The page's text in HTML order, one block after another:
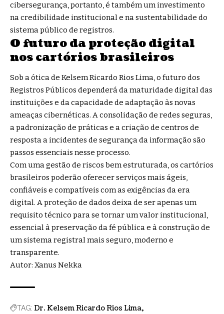
cibersegurança, portanto, é também um investimento
na credibilidade institucional e na sustentabilidade do
sistema público de registros.
O futuro da proteção digital
nos cartórios brasileiros
Sob a ótica de Kelsem Ricardo Rios Lima, o futuro dos
Registros Públicos dependerá da maturidade digital das
instituições e da capacidade de adaptação às novas
ameaças cibernéticas. A consolidação de redes seguras,
a padronização de práticas e a criação de centros de
resposta a incidentes de segurança da informação são
passos essenciais nesse processo.
Com uma gestão de riscos bem estruturada, os cartórios
brasileiros poderão oferecer serviços mais ágeis,
confiáveis e compatíveis com as exigências da era
digital. A proteção de dados deixa de ser apenas um
requisito técnico para se tornar um valor institucional,
essencial à preservação da fé pública e à construção de
um sistema registral mais seguro, moderno e
transparente.
Autor: Xanus Nekka
TAG: Dr. Kelsem Ricardo Rios Lima